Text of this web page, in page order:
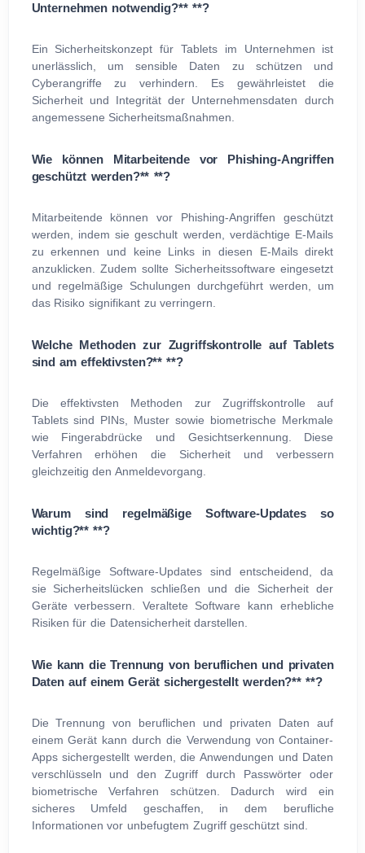
Unternehmen notwendig?** **?
Ein Sicherheitskonzept für Tablets im Unternehmen ist
unerlässlich, um sensible Daten zu schützen und
Cyberangriffe zu verhindern. Es gewährleistet die
Sicherheit und Integrität der Unternehmensdaten durch
angemessene Sicherheitsmaßnahmen.
Wie können Mitarbeitende vor Phishing-Angriffen
geschützt werden?** **?
Mitarbeitende können vor Phishing-Angriffen geschützt
werden, indem sie geschult werden, verdächtige E-Mails
zu erkennen und keine Links in diesen E-Mails direkt
anzuklicken. Zudem sollte Sicherheitssoftware eingesetzt
und regelmäßige Schulungen durchgeführt werden, um
das Risiko signifikant zu verringern.
Welche Methoden zur Zugriffskontrolle auf Tablets
sind am effektivsten?** **?
Die effektivsten Methoden zur Zugriffskontrolle auf
Tablets sind PINs, Muster sowie biometrische Merkmale
wie Fingerabdrücke und Gesichtserkennung. Diese
Verfahren erhöhen die Sicherheit und verbessern
gleichzeitig den Anmeldevorgang.
Warum sind regelmäßige Software-Updates so
wichtig?** **?
Regelmäßige Software-Updates sind entscheidend, da
sie Sicherheitslücken schließen und die Sicherheit der
Geräte verbessern. Veraltete Software kann erhebliche
Risiken für die Datensicherheit darstellen.
Wie kann die Trennung von beruflichen und privaten
Daten auf einem Gerät sichergestellt werden?** **?
Die Trennung von beruflichen und privaten Daten auf
einem Gerät kann durch die Verwendung von Container-
Apps sichergestellt werden, die Anwendungen und Daten
verschlüsseln und den Zugriff durch Passwörter oder
biometrische Verfahren schützen. Dadurch wird ein
sicheres Umfeld geschaffen, in dem berufliche
Informationen vor unbefugtem Zugriff geschützt sind.